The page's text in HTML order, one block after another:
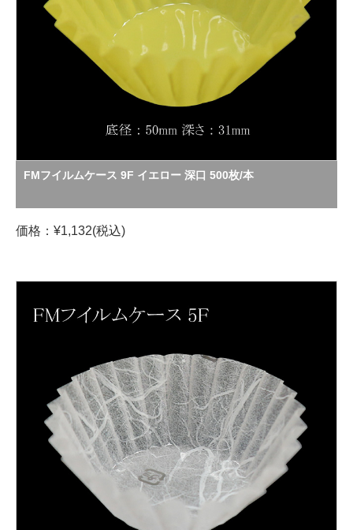
FMフイルムケース 9F イエロー 深口 500枚/本
価格：¥1,132(税込)